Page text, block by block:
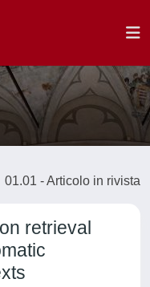
01.01 - Articolo in rivista
retrieval